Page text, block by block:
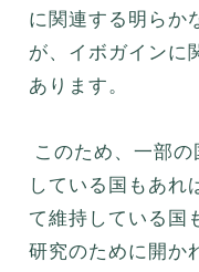
に関連する明らか
が、イボガインに
あります。
このため、一部
している国もあれ
て維持している国
研究のために開か